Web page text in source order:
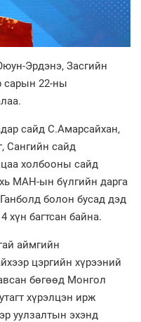
Эрдэнэ, Засгийн
сарын 22-ны
сайд С.Амарсайхан,
Сангийн сайд
холбооны сайд
МАН-ын бүлгийн дарга
болон бусад дэд
хүн багтсан байна.
аймгийн
цэргийн хүрээний
бөгөөд Монгол
хүрэлцэн ирж
уулзалтын эхэнд